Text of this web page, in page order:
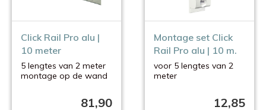
Click Rail Pro alu |
10 meter
5 lengtes van 2 meter
montage op de wand
81,90
Montage set Click
Rail Pro alu | 10 m.
voor 5 lengtes van 2
meter
12,85